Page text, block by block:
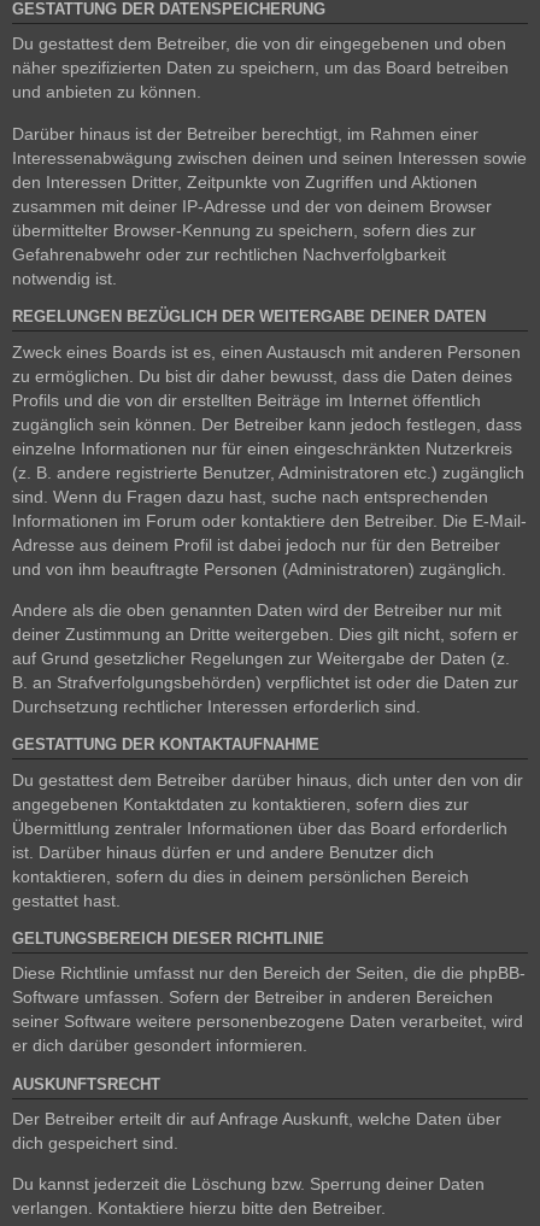
GESTATTUNG DER DATENSPEICHERUNG
Du gestattest dem Betreiber, die von dir eingegebenen und oben
näher spezifizierten Daten zu speichern, um das Board betreiben
und anbieten zu können.
Darüber hinaus ist der Betreiber berechtigt, im Rahmen einer
Interessenabwägung zwischen deinen und seinen Interessen sowie
den Interessen Dritter, Zeitpunkte von Zugriffen und Aktionen
zusammen mit deiner IP-Adresse und der von deinem Browser
übermittelter Browser-Kennung zu speichern, sofern dies zur
Gefahrenabwehr oder zur rechtlichen Nachverfolgbarkeit
notwendig ist.
REGELUNGEN BEZÜGLICH DER WEITERGABE DEINER DATEN
Zweck eines Boards ist es, einen Austausch mit anderen Personen
zu ermöglichen. Du bist dir daher bewusst, dass die Daten deines
Profils und die von dir erstellten Beiträge im Internet öffentlich
zugänglich sein können. Der Betreiber kann jedoch festlegen, dass
einzelne Informationen nur für einen eingeschränkten Nutzerkreis
(z. B. andere registrierte Benutzer, Administratoren etc.) zugänglich
sind. Wenn du Fragen dazu hast, suche nach entsprechenden
Informationen im Forum oder kontaktiere den Betreiber. Die E-Mail-
Adresse aus deinem Profil ist dabei jedoch nur für den Betreiber
und von ihm beauftragte Personen (Administratoren) zugänglich.
Andere als die oben genannten Daten wird der Betreiber nur mit
deiner Zustimmung an Dritte weitergeben. Dies gilt nicht, sofern er
auf Grund gesetzlicher Regelungen zur Weitergabe der Daten (z.
B. an Strafverfolgungsbehörden) verpflichtet ist oder die Daten zur
Durchsetzung rechtlicher Interessen erforderlich sind.
GESTATTUNG DER KONTAKTAUFNAHME
Du gestattest dem Betreiber darüber hinaus, dich unter den von dir
angegebenen Kontaktdaten zu kontaktieren, sofern dies zur
Übermittlung zentraler Informationen über das Board erforderlich
ist. Darüber hinaus dürfen er und andere Benutzer dich
kontaktieren, sofern du dies in deinem persönlichen Bereich
gestattet hast.
GELTUNGSBEREICH DIESER RICHTLINIE
Diese Richtlinie umfasst nur den Bereich der Seiten, die die phpBB-
Software umfassen. Sofern der Betreiber in anderen Bereichen
seiner Software weitere personenbezogene Daten verarbeitet, wird
er dich darüber gesondert informieren.
AUSKUNFTSRECHT
Der Betreiber erteilt dir auf Anfrage Auskunft, welche Daten über
dich gespeichert sind.
Du kannst jederzeit die Löschung bzw. Sperrung deiner Daten
verlangen. Kontaktiere hierzu bitte den Betreiber.